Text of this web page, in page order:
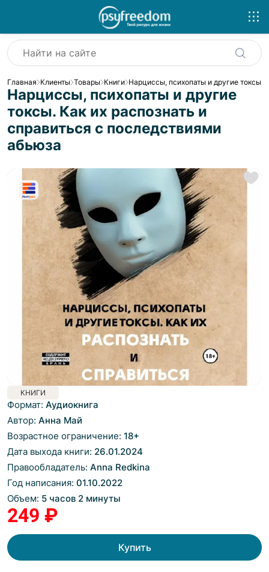
Главная Клиенты Товары Книги Нарциссы, психопаты и другие токсы.
Нарциссы, психопаты и другие
токсы. Как их распознать и
справиться с последствиями
абьюза
КНИГИ
Формат: Аудиокнига
Автор: Анна Май
Возрастное ограничение: 18+
Дата выхода книги: 26.01.2024
Правообладатель: Anna Redkina
Год написания: 01.10.2022
Объем: 5 часов 2 минуты
249 ₽
Купить